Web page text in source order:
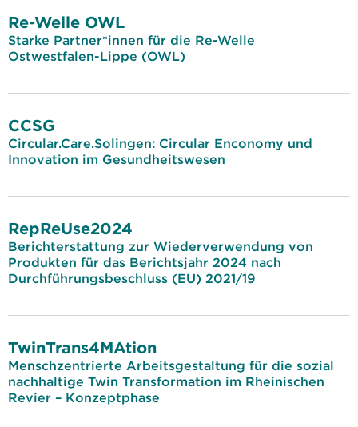
Re-Welle OWL
Starke Partner*innen für die Re-Welle
Ostwestfalen-Lippe (OWL)
CCSG
Circular.Care.Solingen: Circular Enconomy und
Innovation im Gesundheitswesen
RepReUse2024
Berichterstattung zur Wiederverwendung von
Produkten für das Berichtsjahr 2024 nach
Durchführungsbeschluss (EU) 2021/19
TwinTrans4MAtion
Menschzentrierte Arbeitsgestaltung für die sozial
nachhaltige Twin Transformation im Rheinischen
Revier – Konzeptphase